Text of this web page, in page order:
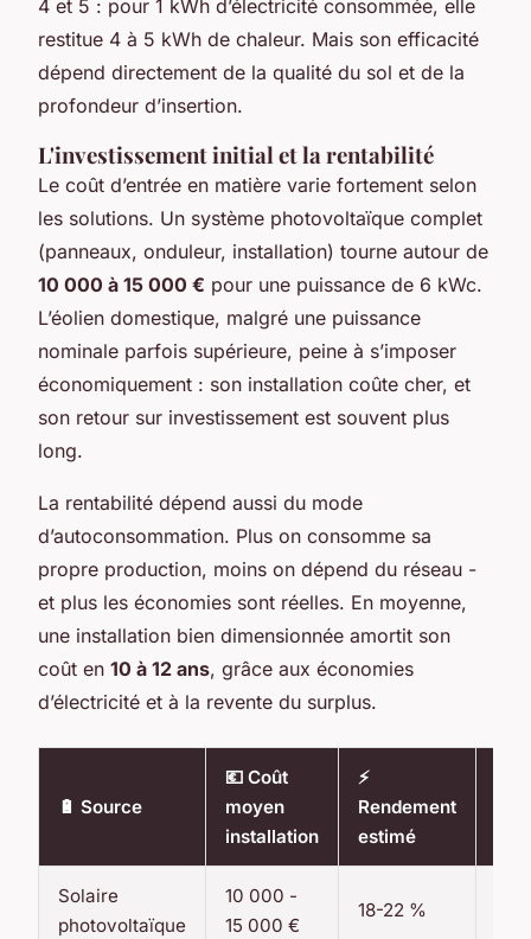
4 et 5 : pour 1 kWh d’électricité consommée, elle
restitue 4 à 5 kWh de chaleur. Mais son efficacité
dépend directement de la qualité du sol et de la
profondeur d’insertion.
L'investissement initial et la rentabilité
Le coût d’entrée en matière varie fortement selon
les solutions. Un système photovoltaïque complet
(panneaux, onduleur, installation) tourne autour de
10 000 à 15 000 € pour une puissance de 6 kWc.
L’éolien domestique, malgré une puissance
nominale parfois supérieure, peine à s’imposer
économiquement : son installation coûte cher, et
son retour sur investissement est souvent plus
long.
La rentabilité dépend aussi du mode
d’autoconsommation. Plus on consomme sa
propre production, moins on dépend du réseau -
et plus les économies sont réelles. En moyenne,
une installation bien dimensionnée amortit son
coût en 10 à 12 ans, grâce aux économies
d’électricité et à la revente du surplus.
🔋 Source
💶 Coût
moyen
installation
⚡
Rendement
estimé
Solaire
photovoltaïque
10 000 -
15 000 €
18-22 %